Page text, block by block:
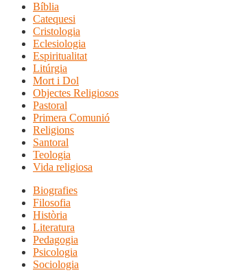
Bíblia
Catequesi
Cristologia
Eclesiologia
Espiritualitat
Litúrgia
Mort i Dol
Objectes Religiosos
Pastoral
Primera Comunió
Religions
Santoral
Teologia
Vida religiosa
Biografies
Filosofia
Història
Literatura
Pedagogia
Psicologia
Sociologia